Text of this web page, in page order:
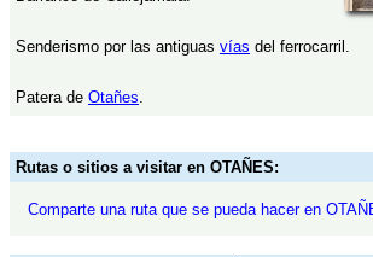
Senderismo por las antiguas vías del ferrocarril.
Patera de Otañes.
Rutas o sitios a visitar en OTAÑES:
Comparte una ruta que se pueda hacer en